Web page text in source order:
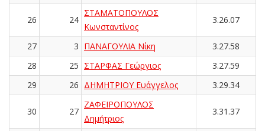
26 24
ΣΤΑΜΑΤΟΠΟΥΛΟΣ
Κωνσταντίνος
3.26.07
27 3 ΠΑΝΑΓΟΥΛΙΑ Νίκη
3.27.58
28
25 ΣΤΑΡΦΑΣ Γεώργιος
3.27.59
29
26 ΔΗΜΗΤΡΙΟΥ Ευάγγελος 3.29.34
30 27
ΖΑΦΕΙΡΟΠΟΥΛΟΣ
Δημήτριος
3.31.37